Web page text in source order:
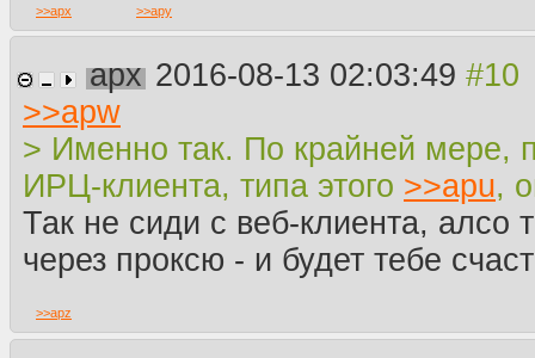
>>apx >>apy
apx 2016-08-13 02:03:49
>>apw
> Именно так. По крайней мере,
ИРЦ-клиента, типа этого >>apu,
Так не сиди с веб-клиента, алсо
через проксю - и будет тебе
>>apz